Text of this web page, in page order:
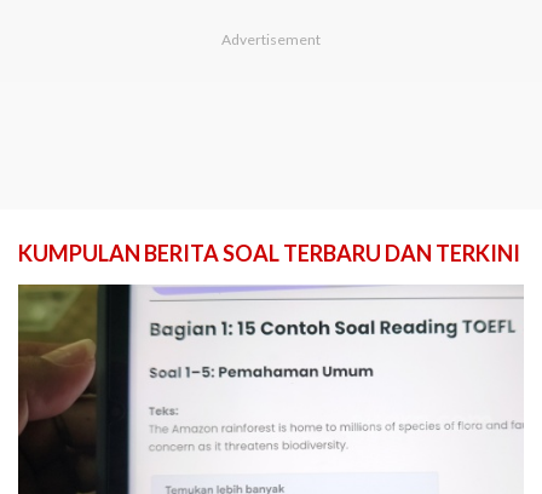
KUMPULAN BERITA SOAL TERBARU DAN TERKINI